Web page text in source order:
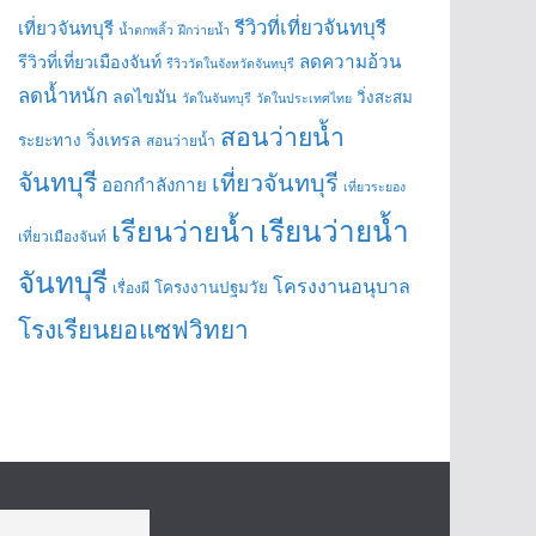
เที่ยวจันทบุรี น้ำตกพลิ้ว ฝึกว่ายน้ำ รีวิวที่เที่ยวจันทบุรี
รีวิวที่เที่ยวเมืองจันท์ รีวิววัดในจังหวัดจันทบุรี ลดความอ้วน
ลดน้ำหนัก ลดไขมัน วัดในจันทบุรี วัดในประเทศไทย วิ่งสะสม
ระยะทาง วิ่งเทรล สอนว่ายน้ำ สอนว่ายน้ำ
จันทบุรี ออกกำลังกาย เที่ยวจันทบุรี เที่ยวระยอง
เที่ยวเมืองจันท์ เรียนว่ายน้ำ เรียนว่ายน้ำ
จันทบุรี เรื่องผี โครงงานปฐมวัย โครงงานอนุบาล
โรงเรียนยอแซฟวิทยา